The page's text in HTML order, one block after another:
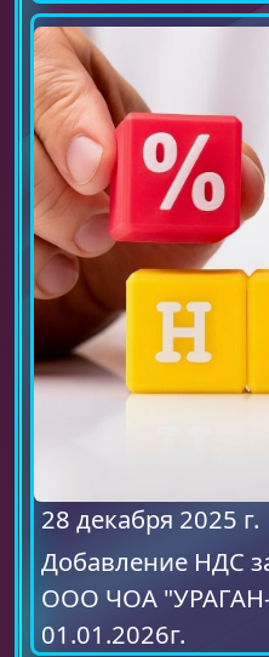
28 декабря 2025 г.
Добавление НДС
ООО ЧОА
01.01.2026г.